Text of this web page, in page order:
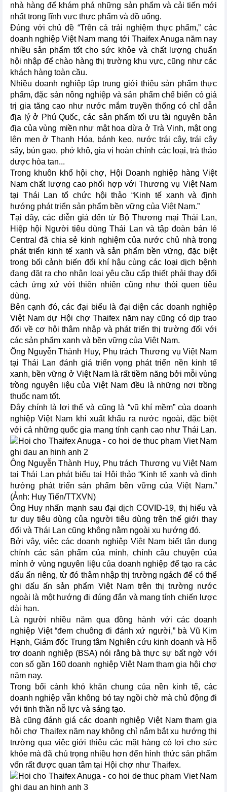
nhà hàng để khám phá những sản phẩm và cải tiến mới
nhất trong lĩnh vực thực phẩm và đồ uống.
Đúng với chủ đề “Trên cả trải nghiệm thực phẩm,” các
doanh nghiệp Việt Nam mang tới Thaifex Anuga năm nay
nhiều sản phẩm tốt cho sức khỏe và chất lượng chuẩn
hội nhập để chào hàng thị trường khu vực, cũng như các
khách hàng toàn cầu.
Nhiều doanh nghiệp tập trung giới thiệu sản phẩm thực
phẩm, đặc sản nông nghiệp và sản phẩm chế biến có giá
trị gia tăng cao như nước mắm truyền thống có chỉ dẫn
địa lý ở Phú Quốc, các sản phẩm tối ưu tài nguyên bản
địa của vùng miền như mật hoa dừa ở Trà Vinh, mật ong
lên men ở Thanh Hóa, bánh kẹo, nước trái cây, trái cây
sấy, bún gạo, phở khô, gia vị hoàn chỉnh các loại, trà thảo
dược hòa tan...
Trong khuôn khổ hội chợ, Hội Doanh nghiệp hàng Việt
Nam chất lượng cao phối hợp với Thương vụ Việt Nam
tại Thái Lan tổ chức hội thảo “Kinh tế xanh và định
hướng phát triển sản phẩm bền vững của Việt Nam.”
Tại đây, các diễn giả đến từ Bộ Thương mại Thái Lan,
Hiệp hội Người tiêu dùng Thái Lan và tập đoàn bán lẻ
Central đã chia sẻ kinh nghiệm của nước chủ nhà trong
phát triển kinh tế xanh và sản phẩm bền vững, đặc biệt
trong bối cảnh biến đổi khí hậu cùng các loại dịch bệnh
đang đặt ra cho nhân loại yêu cầu cấp thiết phải thay đổi
cách ứng xử với thiên nhiên cũng như thói quen tiêu
dùng.
Bên cạnh đó, các đại biểu là đại diện các doanh nghiệp
Việt Nam dự Hội chợ Thaifex năm nay cũng có dịp trao
đổi về cơ hội thâm nhập và phát triển thị trường đối với
các sản phẩm xanh và bền vững của Việt Nam.
Ông Nguyễn Thành Huy, Phụ trách Thương vụ Việt Nam
tại Thái Lan đánh giá triển vọng phát triển nền kinh tế
xanh, bền vững ở Việt Nam là rất tiềm năng bởi mỗi vùng
trồng nguyên liệu của Việt Nam đều là những nơi trồng
thuốc nam tốt.
Đây chính là lợi thế và cũng là “vũ khí mềm” của doanh
nghiệp Việt Nam khi xuất khẩu ra nước ngoài, đặc biệt
với cả những quốc gia mang tính cạnh cao như Thái Lan.
Ông Nguyễn Thành Huy, Phụ trách Thương vụ Việt Nam
tại Thái Lan phát biểu tại Hội thảo “Kinh tế xanh và định
hướng phát triển sản phẩm bền vững của Việt Nam.”
(Ảnh: Huy Tiến/TTXVN)
Ông Huy nhấn mạnh sau đại dịch COVID-19, thị hiếu và
tư duy tiêu dùng của người tiêu dùng trên thế giới thay
đổi và Thái Lan cũng không nằm ngoài xu hướng đó.
Bởi vậy, việc các doanh nghiệp Việt Nam biết tận dụng
chính các sản phẩm của mình, chính câu chuyện của
mình ở vùng nguyên liệu của doanh nghiệp để tạo ra các
dấu ấn riêng, từ đó thâm nhập thị trường ngách để có thể
ghi dấu ấn sản phẩm Việt Nam trên thị trường nước
ngoài là một hướng đi đúng đắn và mang tính chiến lược
dài hạn.
Là người nhiều năm qua đồng hành với các doanh
nghiệp Việt “đem chuông đi đánh xứ người,” bà Vũ Kim
Hạnh, Giám đốc Trung tâm Nghiên cứu kinh doanh và Hỗ
trợ doanh nghiệp (BSA) nói rằng bà thực sự bất ngờ với
con số gần 160 doanh nghiệp Việt Nam tham gia hội chợ
năm nay.
Trong bối cảnh khó khăn chung của nền kinh tế, các
doanh nghiệp vẫn không bó tay ngồi chờ mà chủ động đi
với tinh thần nỗ lực và sáng tạo.
Bà cũng đánh giá các doanh nghiệp Việt Nam tham gia
hội chợ Thaifex năm nay không chỉ nắm bắt xu hướng thị
trường qua việc giới thiệu các mặt hàng có lợi cho sức
khỏe mà đã chú trọng nhiều hơn đến hình thức sản phẩm
vốn rất được quan tâm tại Hội chợ như Thaifex.